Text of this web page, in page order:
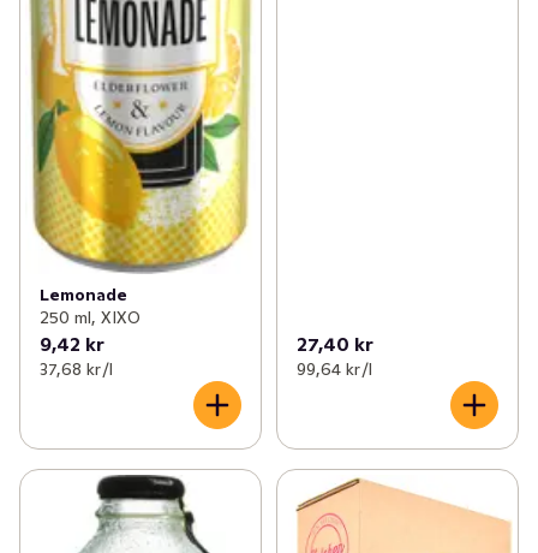
Lemonade
250 ml, XIXO
9,42 kr
37,68 kr /l
27,40 kr
99,64 kr /l